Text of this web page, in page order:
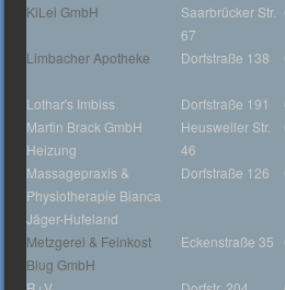
KiLei GmbH
Saarbrücker Str.
67
Limbacher Apotheke
Dorfstraße 138
Lothar's Imbiss
Dorfstraße 191
Martin Brack GmbH
Heizung
Heusweiler Str.
46
Massagepraxis &
Physiotherapie Bianca
Jäger-Hufeland
Dorfstraße 126
Metzgerei & Feinkost
Blug GmbH
Eckenstraße 35